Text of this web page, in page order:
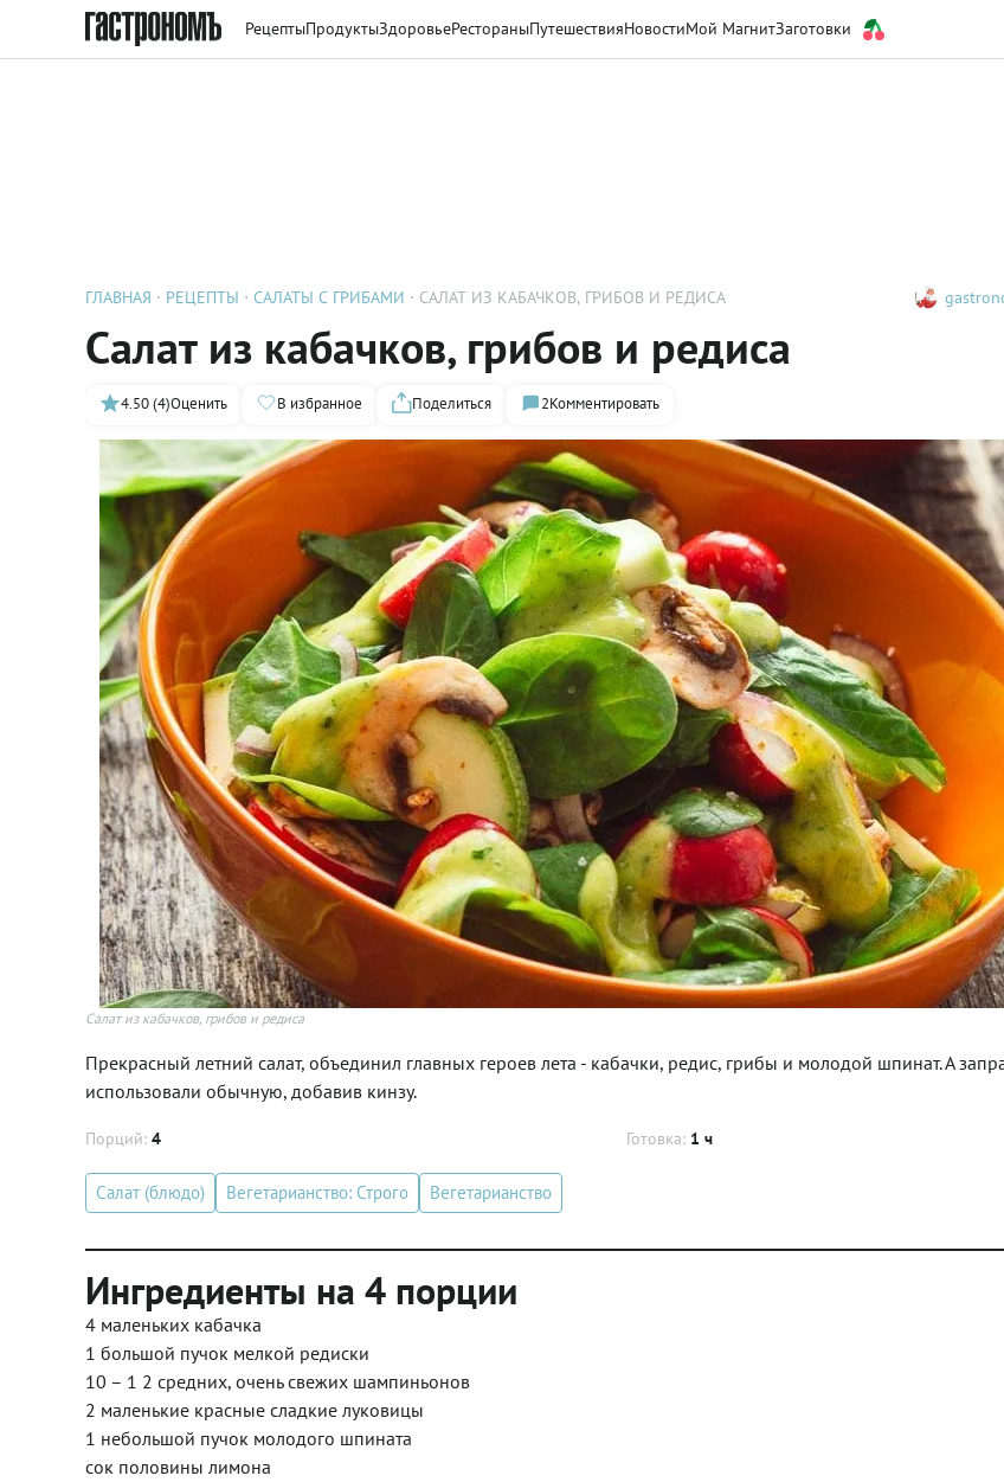
РецептыПродуктыЗдоровьеРестораныПутешествияНовостиМой МагнитЗаготовки
ГЛАВНАЯ РЕЦЕПТЫ САЛАТЫ С ГРИБАМИ CАЛАТ ИЗ КАБАЧКОВ, ГРИБОВ И РЕДИСА
Cалат из кабачков, грибов и редиса
4.50 (4)Оценить В избранное Поделиться 2Комментировать
Cалат из кабачков, грибов и редиса
Прекрасный летний салат, объединил главных героев лета - кабачки, редис, грибы и молодой шпинат. А
использовали обычную, добавив кинзу.
Порций: 4 Готовка: 1 ч
Салат (блюдо) Вегетарианство: Строго Вегетарианство
Ингредиенты на 4 порции
4 маленьких кабачка
1 большой пучок мелкой редиски
10 – 1 2 средних, очень свежих шампиньонов
2 маленькие красные сладкие луковицы
1 небольшой пучок молодого шпината
сок половины лимона